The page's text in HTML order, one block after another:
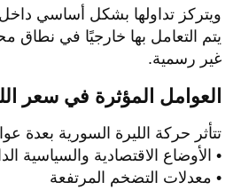
ويتركز تداولها بشكل أساسي داخل
يتم التعامل بها خارجيًا في نطاق
غير رسمية.
العوامل المؤثرة في سعر
تتأثر حركة الليرة السورية بعدة
• الأوضاع الاقتصادية والسياسية
• معدلات التضخم المرتفعة